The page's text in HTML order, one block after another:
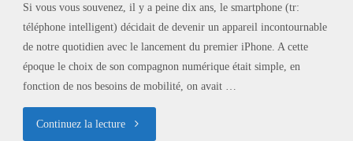
Si vous vous souvenez, il y a peine dix ans, le smartphone (tr:
téléphone intelligent) décidait de devenir un appareil incontournable
de notre quotidien avec le lancement du premier iPhone. A cette
époque le choix de son compagnon numérique était simple, en
fonction de nos besoins de mobilité, on avait …
Continuez la lecture"Quel